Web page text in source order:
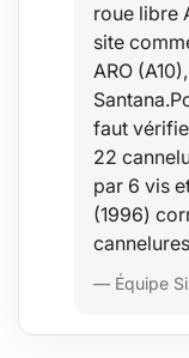
roue libre
site
ARO
faut
22
par 6 vis
(1996)
— Équipe